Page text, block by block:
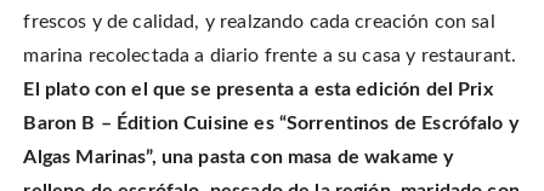
frescos y de calidad, y realzando cada creación con sal
marina recolectada a diario frente a su casa y restaurant.
El plato con el que se presenta a esta edición del Prix
Baron B – Édition Cuisine es “Sorrentinos de Escrófalo y
Algas Marinas”, una pasta con masa de wakame y